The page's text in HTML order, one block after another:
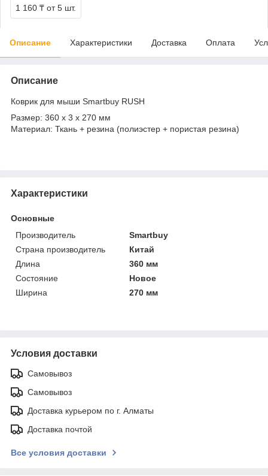
1 160 ₸ от 5 шт.
Описание Характеристики Доставка Оплата
Описание
Коврик для мыши Smartbuy RUSH
Размер: 360 x 3 x 270 мм
Материал: Ткань + резина (полиэстер + пористая резина)
Характеристики
Основные
Производитель
Smartbuy
Страна производитель
Китай
Длина
360 мм
Состояние
Новое
Ширина
270 мм
Условия доставки
Самовывоз
Самовывоз
Доставка курьером по г. Алматы
Доставка почтой
Все условия доставки